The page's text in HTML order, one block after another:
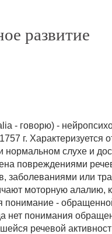
развитие
- говорю) -
г. Характеризуется
нормальном слухе и
повреждениями
заболеваниями или
моторную алалию,
понимание -
нет понимания
речевой